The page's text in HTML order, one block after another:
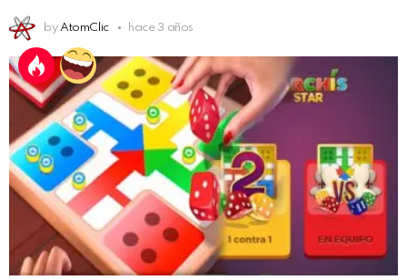
by AtomClic hace 3 años